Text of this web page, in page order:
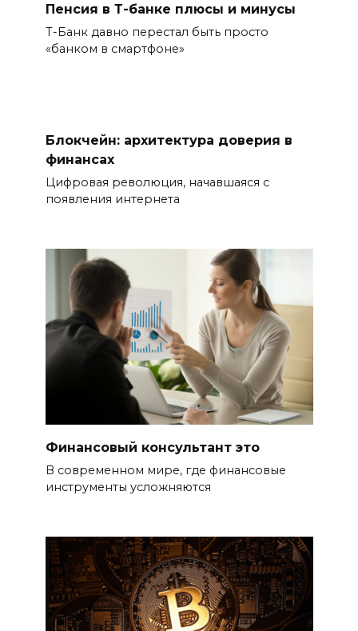
Пенсия в Т-банке плюсы и минусы
Т-Банк давно перестал быть просто
«банком в смартфоне»
Блокчейн: архитектура доверия в
финансах
Цифровая революция, начавшаяся с
появления интернета
Финансовый консультант это
В современном мире, где финансовые
инструменты усложняются